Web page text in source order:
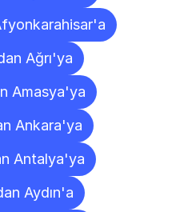
Ağrı'ya
Amasya'ya
Ankara'ya
Antalya'ya
Aydın'a